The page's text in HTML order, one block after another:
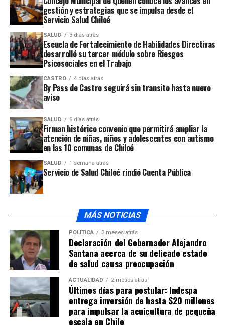
toma de decisión menos centralizada que nos permita
mayor autonomía y agilidad al momento de ejecutar
acciones”.
ARTÍCULOS RELACIONADOS:
UP NEXT
Gremios de salud rechazaron nombramiento del ex
gobernador Fernando Borquez
Critican renuncia de Fernando Bórquez al cargo de
gobernador provincial
gestión y estrategias que se impulsa desde el
Servicio Salud Chiloé
SALUD 3 días atrás
Escuela de Fortalecimiento de Habilidades Directivas
desarrolló su tercer módulo sobre Riesgos
Psicosociales en el Trabajo
CASTRO 4 días atrás
By Pass de Castro seguirá sin transito hasta nuevo
aviso
SALUD 6 días atrás
Firman histórico convenio que permitirá ampliar la
atención de niñas, niños y adolescentes con autismo
en las 10 comunas de Chiloé
SALUD 1 semana atrás
Servicio de Salud Chiloé rindió Cuenta Pública
MÁS NOTICIAS
POLÍTICA 3 meses atrás
Declaración del Gobernador Alejandro
Santana acerca de su delicado estado
de salud causa preocupación
ACTUALIDAD 2 meses atrás
Últimos días para postular: Indespa
entrega inversión de hasta $20 millones
para impulsar la acuicultura de pequeña
escala en Chile